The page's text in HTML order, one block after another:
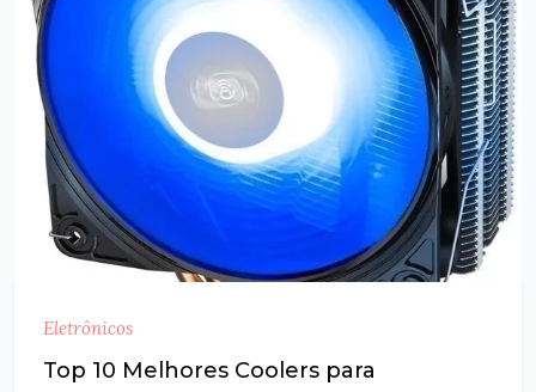
Eletrônicos
Top 10 Melhores Coolers para